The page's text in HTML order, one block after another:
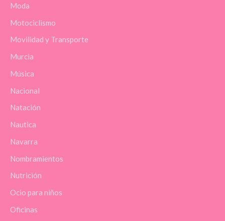
Moda
Motociclismo
Movilidad y Transporte
Murcia
Música
Nacional
Natación
Nautica
Navarra
Nombramientos
Nutrición
Ocio para niños
Oficinas